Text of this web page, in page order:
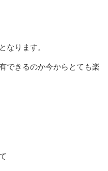
なります。
できるのか今からとても楽